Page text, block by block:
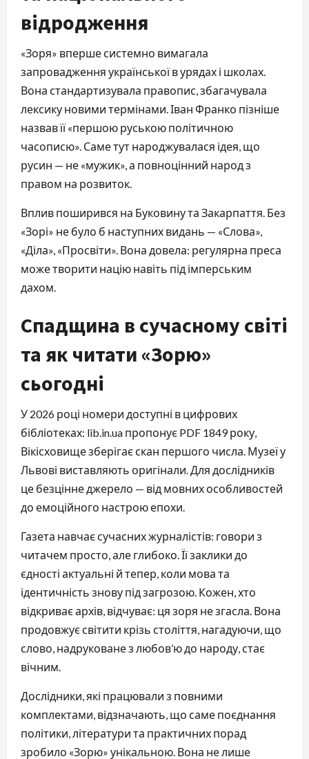
відродження
«Зоря» вперше системно вимагала
запровадження української в урядах і школах.
Вона стандартизувала правопис, збагачувала
лексику новими термінами. Іван Франко пізніше
назвав її «першою руською політичною
часописю». Саме тут народжувалася ідея, що
русин — не «мужик», а повноцінний народ з
правом на розвиток.
Вплив поширився на Буковину та Закарпаття. Без
«Зорі» не було б наступних видань — «Слова»,
«Діла», «Просвіти». Вона довела: регулярна преса
може творити націю навіть під імперським
дахом.
Спадщина в сучасному світі
та як читати «Зорю»
сьогодні
У 2026 році номери доступні в цифрових
бібліотеках: lib.in.ua пропонує PDF 1849 року,
Вікісховище зберігає скан першого числа. Музеї у
Львові виставляють оригінали. Для дослідників
це безцінне джерело — від мовних особливостей
до емоційного настрою епохи.
Газета навчає сучасних журналістів: говори з
читачем просто, але глибоко. Її заклики до
єдності актуальні й тепер, коли мова та
ідентичність знову під загрозою. Кожен, хто
відкриває архів, відчуває: ця зоря не згасла. Вона
продовжує світити крізь століття, нагадуючи, що
слово, надруковане з любов’ю до народу, стає
вічним.
Дослідники, які працювали з повними
комплектами, відзначають, що саме поєднання
політики, літератури та практичних порад
зробило «Зорю» унікальною. Вона не лише